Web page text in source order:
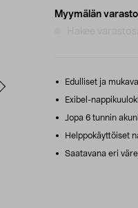
Myymälän varasto
Edulliset ja
Exibel-
Jopa 6 tunnin
Helppokäyttöiset
Saatavana eri